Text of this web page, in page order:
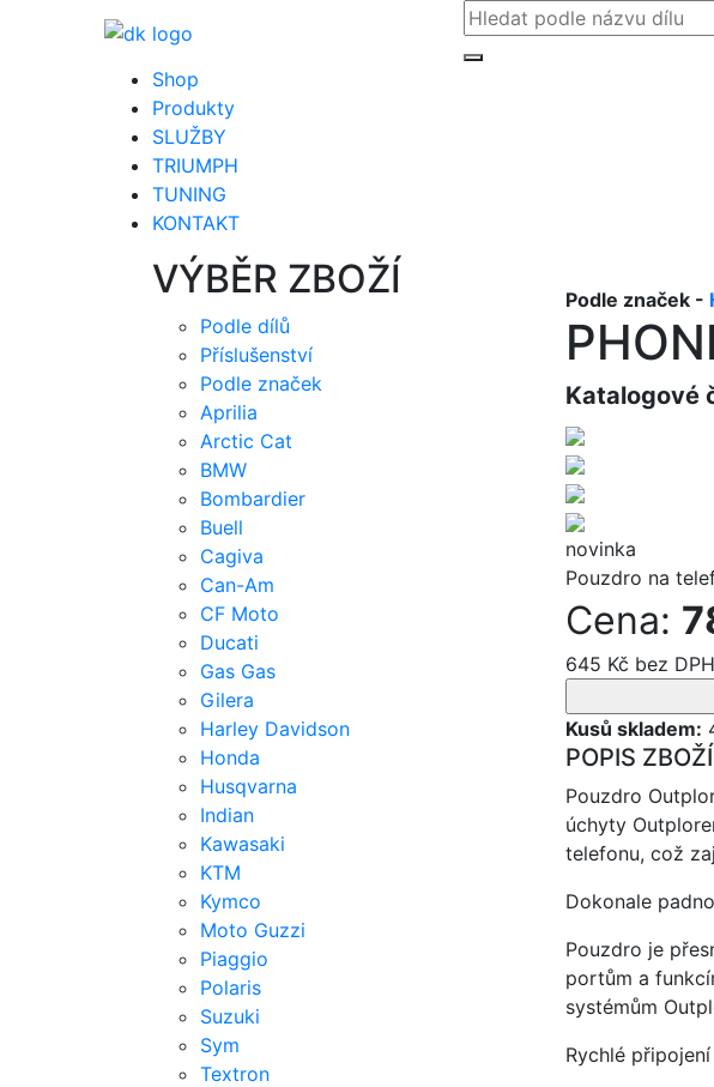
Shop
Produkty
SLUŽBY
TRIUMPH
TUNING
KONTAKT
VÝBĚR ZBOŽÍ
Podle dílů
Příslušenství
Podle značek
Aprilia
Arctic Cat
BMW
Bombardier
Buell
Cagiva
Can-Am
CF Moto
Ducati
Gas Gas
Gilera
Harley Davidson
Honda
Husqvarna
Indian
Kawasaki
KTM
Kymco
Moto Guzzi
Piaggio
Polaris
Suzuki
Sym
Textron
Podle značek -
Katalogové
novinka
Pouzdro na
Cena:
645 Kč bez DPH
Kusů skladem:
POPIS ZBOŽÍ
Pouzdro
úchyty
telefonu, což
Dokonale
Pouzdro je
portům a
systémům
Rychlé